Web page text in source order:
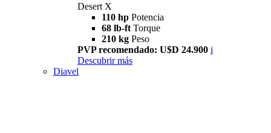
Desert X
110 hp Potencia
68 lb-ft Torque
210 kg Peso
PVP recomendado: U$D 24.900 i
Descubrir más
Diavel